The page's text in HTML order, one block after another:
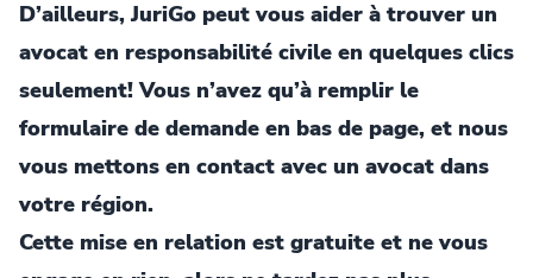
D’ailleurs, JuriGo peut vous aider à trouver un
avocat en responsabilité civile en quelques clics
seulement! Vous n’avez qu’à remplir le
formulaire de demande en bas de page, et nous
vous mettons en contact avec un avocat dans
votre région.
Cette mise en relation est gratuite et ne vous